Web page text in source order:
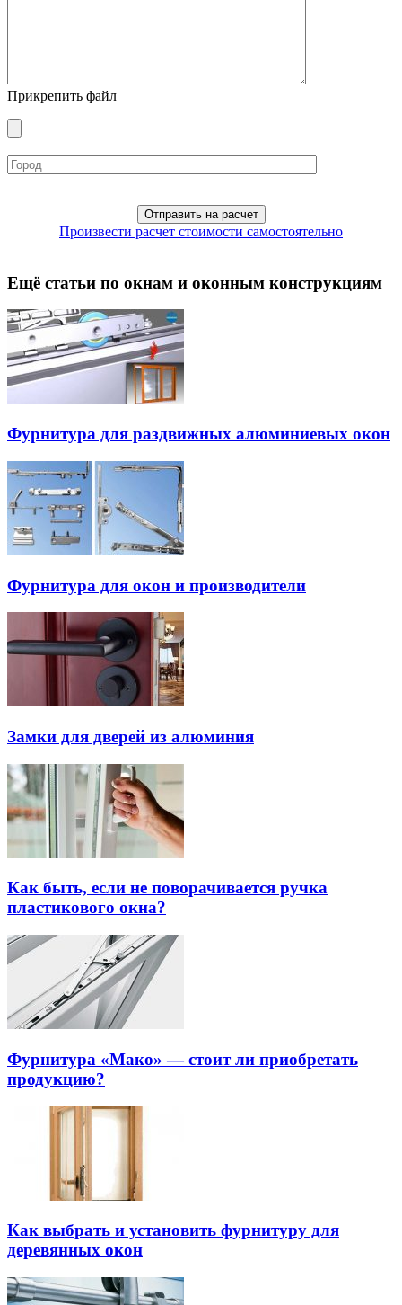
Прикрепить файл
Произвести расчет стоимости самостоятельно
Ещё статьи по окнам и оконным конструкциям
Фурнитура для раздвижных алюминиевых окон
Фурнитура для окон и производители
Замки для дверей из алюминия
Как быть, если не поворачивается ручка
пластикового окна?
Фурнитура «Мако» — стоит ли приобретать
продукцию?
Как выбрать и установить фурнитуру для
деревянных окон